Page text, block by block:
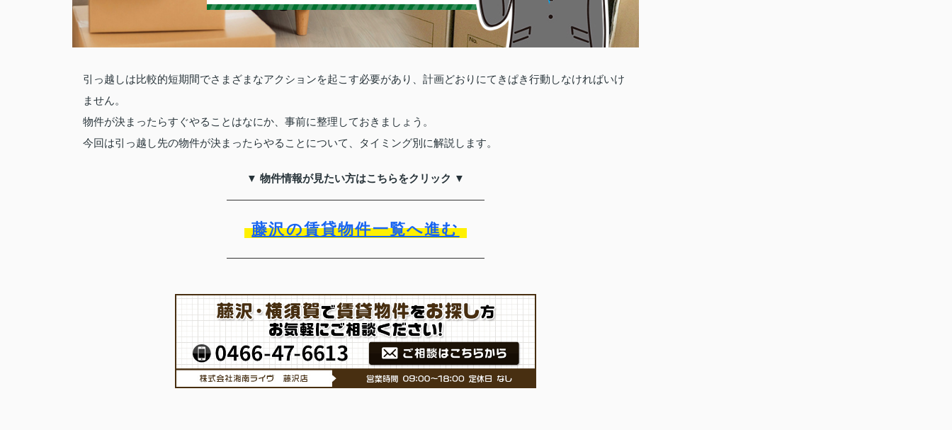
引っ越しは比較的短期間でさまざまなアクションを起こす必要があり、計画どおりにてきぱき行動しなければいけ
ません。
物件が決まったらすぐやることはなにか、事前に整理しておきましょう。
今回は引っ越し先の物件が決まったらやることについて、タイミング別に解説します。
▼ 物件情報が見たい方はこちらをクリック ▼
藤沢の賃貸物件一覧へ進む